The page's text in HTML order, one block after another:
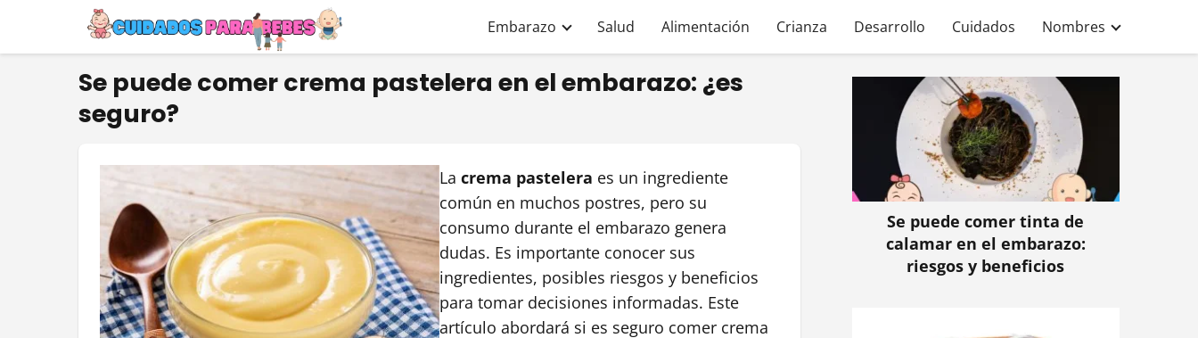
Embarazo Salud Alimentación Crianza Desarrollo Cuidados Nombres
Se puede comer crema pastelera en el embarazo: ¿es
seguro?
La crema pastelera es un ingrediente
común en muchos postres, pero su
consumo durante el embarazo genera
dudas. Es importante conocer sus
ingredientes, posibles riesgos y beneficios
para tomar decisiones informadas. Este
artículo abordará si es seguro comer crema
Se puede comer tinta de
calamar en el embarazo:
riesgos y beneficios